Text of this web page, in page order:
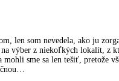
len som nevedela, ako ju
výber z niekoľkých lokalít, z
sme sa len tešiť, pretože